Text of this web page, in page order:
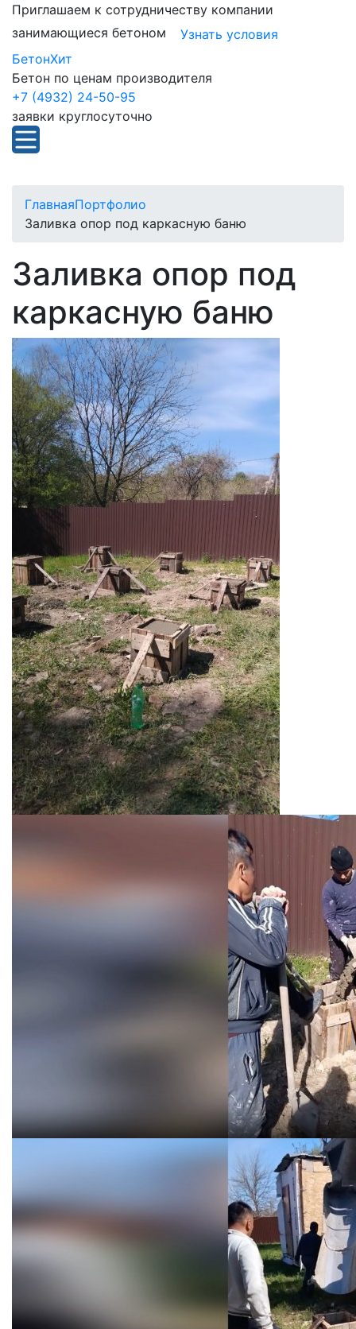
Приглашаем к сотрудничеству компании
занимающиеся бетоном
Узнать условия
БетонХит
Бетон по ценам производителя
+7 (4932) 24-50-95
заявки круглосуточно
ГлавнаяПортфолио
Заливка опор под каркасную баню
Заливка опор под
каркасную баню